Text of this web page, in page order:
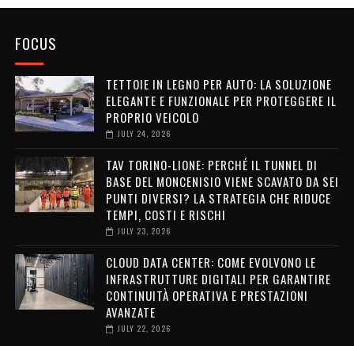
FOCUS
TETTOIE IN LEGNO PER AUTO: LA SOLUZIONE
ELEGANTE E FUNZIONALE PER PROTEGGERE IL
PROPRIO VEICOLO
JULY 24, 2026
TAV TORINO-LIONE: PERCHÉ IL TUNNEL DI
BASE DEL MONCENISIO VIENE SCAVATO DA SEI
PUNTI DIVERSI? LA STRATEGIA CHE RIDUCE
TEMPI, COSTI E RISCHI
JULY 23, 2026
CLOUD DATA CENTER: COME EVOLVONO LE
INFRASTRUTTURE DIGITALI PER GARANTIRE
CONTINUITÀ OPERATIVA E PRESTAZIONI
AVANZATE
JULY 22, 2026